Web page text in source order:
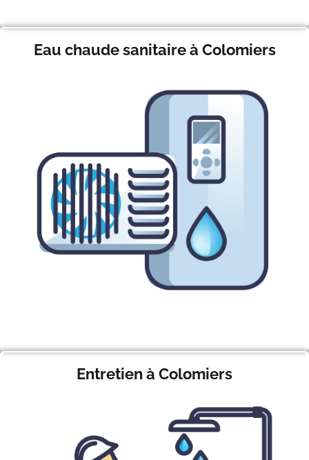
Eau chaude sanitaire à Colomiers
Entretien à Colomiers